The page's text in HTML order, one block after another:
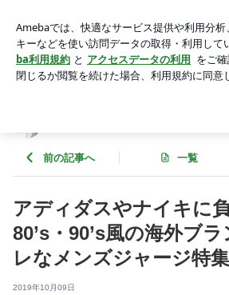
のオシャレなメンズジャージ特集！ |
ポコン）の店主日記
アプリをダウンロードして ブログの更新通知
ょう。
前の記事へ 一覧
アディダスやナイキに
80’s・90’s風の海外ブ
レなメンズジャージ特集
2019年10月09日